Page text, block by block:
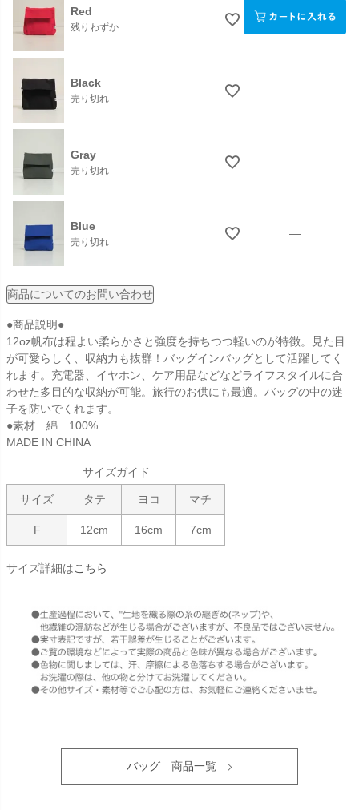
Red
残りわずか
Black
売り切れ
—
Gray
売り切れ
—
Blue
売り切れ
—
商品についてのお問い合わせ
●商品説明●
12oz帆布は程よい柔らかさと強度を持ちつつ軽いのが特徴。見た目
が可愛らしく、収納力も抜群！バッグインバッグとして活躍してく
れます。充電器、イヤホン、ケア用品などなどライフスタイルに合
わせた多目的な収納が可能。旅行のお供にも最適。バッグの中の迷
子を防いでくれます。
●素材 綿 100%
MADE IN CHINA
サイズガイド
サイズ タテ ヨコ マチ
F 12cm 16cm 7cm
サイズ詳細はこちら
バッグ 商品一覧